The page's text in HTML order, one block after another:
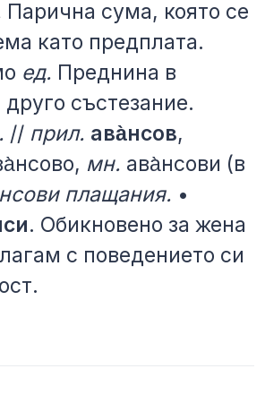
Парична сума, която се
като предплата.
ед. Преднина в
състезание.
// прил. ава̀нсов,
мн. ава̀нсови (в
плащания. •
. Обикновено за жена
с поведението си